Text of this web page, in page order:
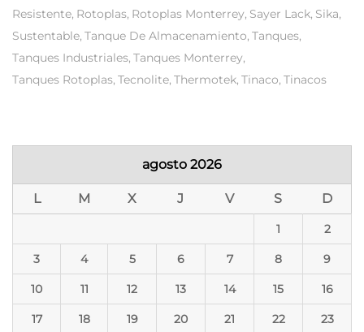
Resistente Rotoplas Rotoplas Monterrey Sayer Lack Sika
Sustentable Tanque De Almacenamiento Tanques
Tanques Industriales Tanques Monterrey
Tanques Rotoplas Tecnolite Thermotek Tinaco Tinacos
agosto 2026
L M X J V S D
1 2
3 4 5 6 7 8 9
10 11 12 13 14 15 16
17 18 19 20 21 22 23